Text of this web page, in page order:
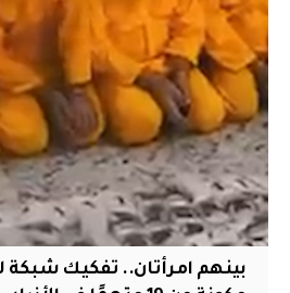
بينهم امرأتان.. تفكيك شبكة